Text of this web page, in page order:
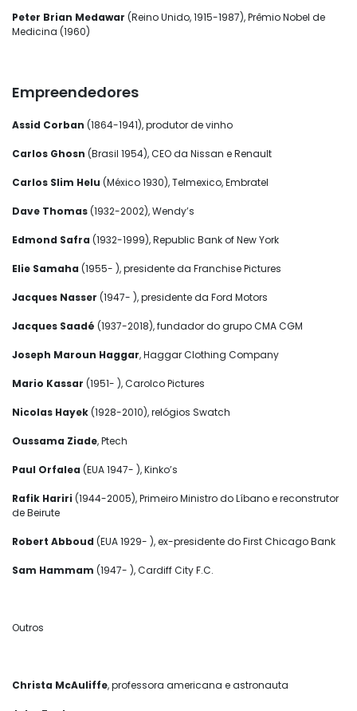
Peter Brian Medawar (Reino Unido, 1915-1987), Prêmio Nobel de
Medicina (1960)
Empreendedores
Assid Corban (1864-1941), produtor de vinho
Carlos Ghosn (Brasil 1954), CEO da Nissan e Renault
Carlos Slim Helu (México 1930), Telmexico, Embratel
Dave Thomas(1932-2002), Wendy’s
Edmond Safra (1932-1999), Republic Bank of New York
Elie Samaha (1955- ), presidente da Franchise Pictures
Jacques Nasser (1947- ), presidente da Ford Motors
Jacques Saadé (1937-2018), fundador do grupo CMA CGM
Joseph Maroun Haggar, Haggar Clothing Company
Mario Kassar (1951- ), Carolco Pictures
Nicolas Hayek(1928-2010), relógios Swatch
Oussama Ziade, Ptech
Paul Orfalea (EUA 1947- ), Kinko’s
Rafik Hariri (1944-2005), Primeiro Ministro do Líbano e reconstrutor
de Beirute
Robert Abboud (EUA 1929- ), ex-presidente do First Chicago Bank
Sam Hammam (1947- ), Cardiff City F.C.
Outros
Christa McAuliffe, professora americana e astronauta